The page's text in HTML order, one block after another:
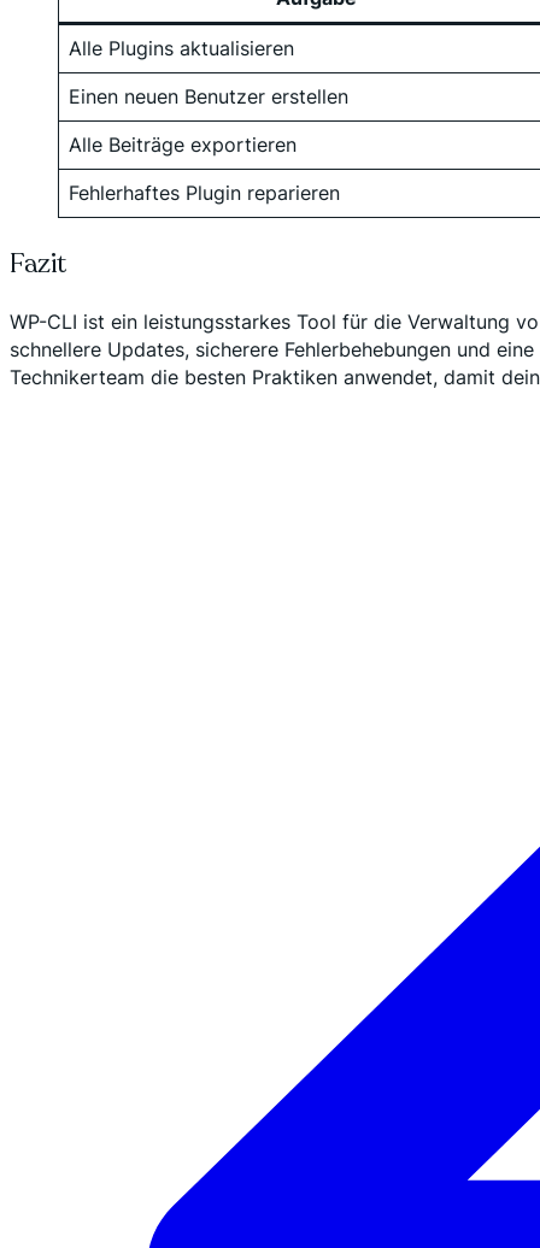
Alle Plugins aktualisieren
Einen neuen Benutzer erstellen
Alle Beiträge exportieren
Fehlerhaftes Plugin reparieren
Fazit
WP-CLI ist ein leistungsstarkes Tool für die Verwaltung
schnellere Updates, sicherere Fehlerbehebungen und
Technikerteam die besten Praktiken anwendet, damit